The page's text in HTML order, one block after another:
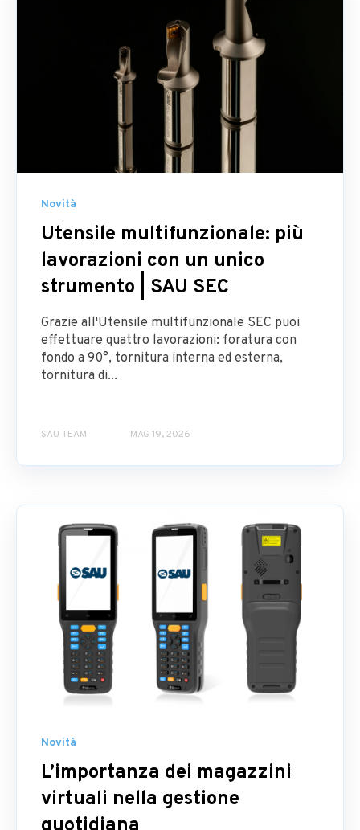
Novità
Utensile multifunzionale: più
lavorazioni con un unico
strumento | SAU SEC
Grazie all'Utensile multifunzionale SEC puoi
effettuare quattro lavorazioni: foratura con
fondo a 90°, tornitura interna ed esterna,
tornitura di...
SAU TEAM MAG 19, 2026
Novità
L’importanza dei magazzini
virtuali nella gestione